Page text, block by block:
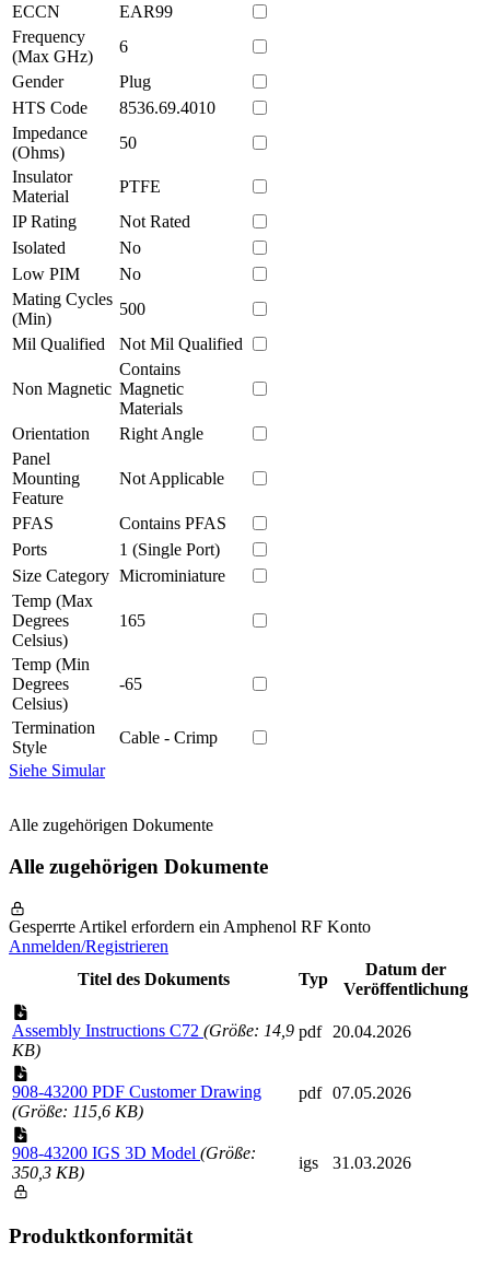
ECCN
EAR99
Frequency
(Max GHz)
6
Gender
Plug
HTS Code
8536.69.4010
Impedance
(Ohms)
50
Insulator
Material
PTFE
IP Rating
Not Rated
Isolated
No
Low PIM
No
Mating Cycles
(Min)
500
Mil Qualified
Not Mil Qualified
Non Magnetic
Contains
Magnetic
Materials
Orientation
Right Angle
Panel
Mounting
Feature
Not Applicable
PFAS
Contains PFAS
Ports
1 (Single Port)
Size Category Microminiature
Temp (Max
Degrees
Celsius)
165
Temp (Min
Degrees
Celsius)
-65
Termination
Style
Cable - Crimp
Siehe Simular
Alle zugehörigen Dokumente
Alle zugehörigen Dokumente
Gesperrte Artikel erfordern ein Amphenol RF Konto
Anmelden/Registrieren
Titel des Dokuments
Typ
Datum der
Veröffentlichung
Assembly Instructions C72 (Größe: 14,9
KB)
pdf 20.04.2026
908-43200 PDF Customer Drawing
(Größe: 115,6 KB)
pdf 07.05.2026
908-43200 IGS 3D Model (Größe:
350,3 KB)
igs 31.03.2026
Produktkonformität